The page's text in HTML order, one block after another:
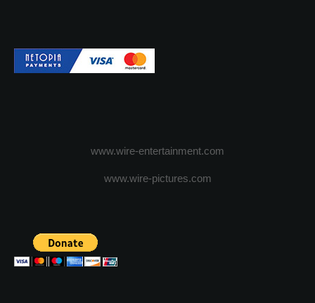
www.wire-entertainment.com
www.wire-pictures.com